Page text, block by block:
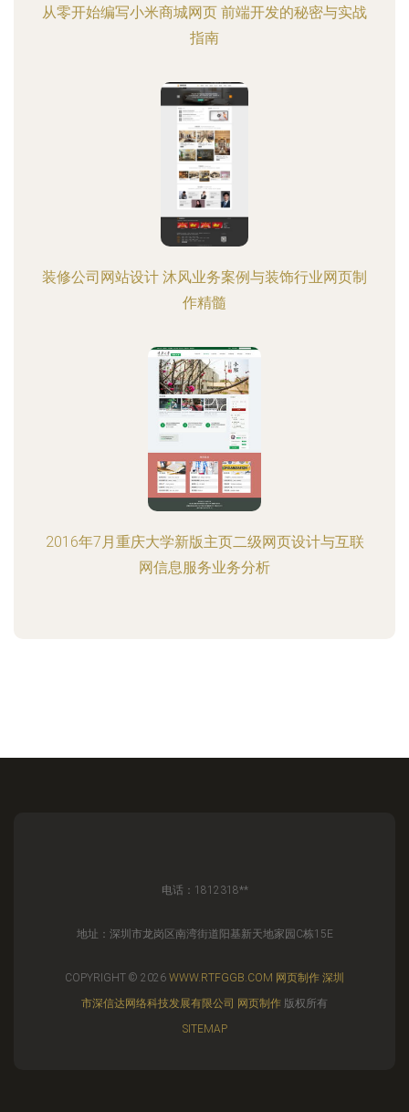
从零开始编写小米商城网页 前端开发的秘密与实战
指南
装修公司网站设计 沐风业务案例与装饰行业网页制
作精髓
2016年7月重庆大学新版主页二级网页设计与互联
网信息服务业务分析
电话：1812318**
地址：深圳市龙岗区南湾街道阳基新天地家园C栋15E
COPYRIGHT © 2026 WWW.RTFGGB.COM 网页制作 深圳
市深信达网络科技发展有限公司 网页制作 版权所有
SITEMAP